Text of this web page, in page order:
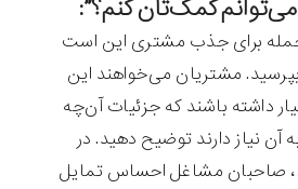
برای جذب مشتری این است
مشتریان می‌خواهند این
داشته باشند که جزئیات آن‌چه
آن نیاز دارند توضیح دهید. در
صاحبان مشاغل احساس تمایل